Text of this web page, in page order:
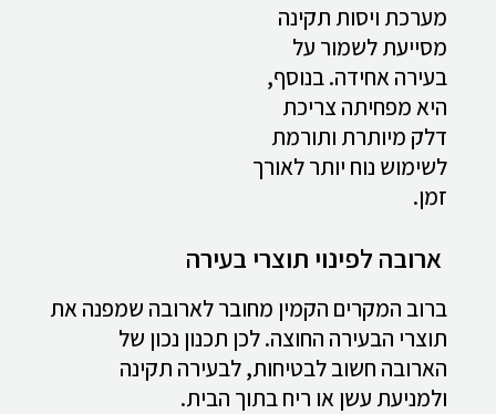
מערכת ויסות תקינה
מסייעת לשמור על
בעירה אחידה. בנוסף,
היא מפחיתה צריכת
דלק מיותרת ותורמת
לשימוש נוח יותר לאורך
זמן.
ארובה לפינוי תוצרי בעירה
ברוב המקרים הקמין מחובר לארובה שמפנה את
תוצרי הבעירה החוצה. לכן תכנון נכון של
הארובה חשוב לבטיחות, לבעירה תקינה
ולמניעת עשן או ריח בתוך הבית.